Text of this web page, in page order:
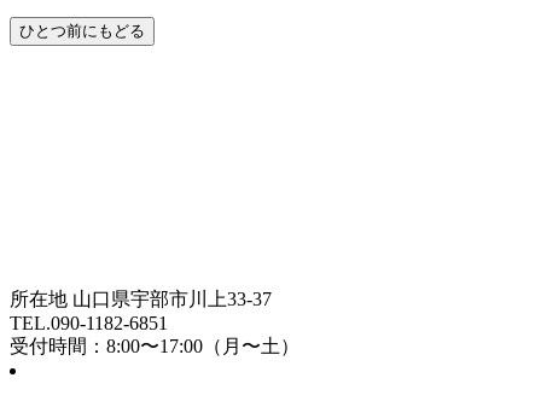
所在地 山口県宇部市川上33-37
TEL.090-1182-6851
受付時間：8:00〜17:00（月〜土）